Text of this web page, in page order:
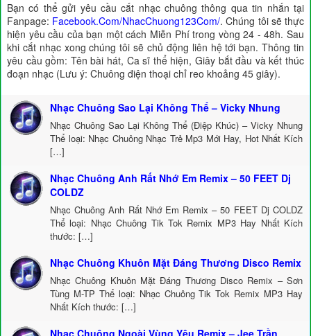
Bạn có thể gửi yêu cầu cắt nhạc chuông thông qua tin nhắn tại
Fanpage: Facebook.Com/NhacChuong123Com/. Chúng tôi sẽ thực
hiện yêu cầu của bạn một cách Miễn Phí trong vòng 24 - 48h. Sau
khi cắt nhạc xong chúng tôi sẽ chủ động liên hệ tới bạn. Thông tin
yêu cầu gồm: Tên bài hát, Ca sĩ thể hiện, Giây bắt đầu và kết thúc
đoạn nhạc (Lưu ý: Chuông điện thoại chỉ reo khoảng 45 giây).
Nhạc Chuông Sao Lại Không Thể – Vicky Nhung
Nhạc Chuông Sao Lại Không Thể (Điệp Khúc) – Vicky Nhung
Thể loại: Nhạc Chuông Nhạc Trẻ Mp3 Mới Hay, Hot Nhất Kích
[…]
Nhạc Chuông Anh Rất Nhớ Em Remix – 50 FEET Dj
COLDZ
Nhạc Chuông Anh Rất Nhớ Em Remix – 50 FEET Dj COLDZ
Thể loại: Nhạc Chuông Tik Tok Remix MP3 Hay Nhất Kích
thước: […]
Nhạc Chuông Khuôn Mặt Đáng Thương Disco Remix
Nhạc Chuông Khuôn Mặt Đáng Thương Disco Remix – Sơn
Tùng M-TP Thể loại: Nhạc Chuông Tik Tok Remix MP3 Hay
Nhất Kích thước: […]
Nhạc Chuông Ngoài Vùng Yêu Remix – Jee Trần